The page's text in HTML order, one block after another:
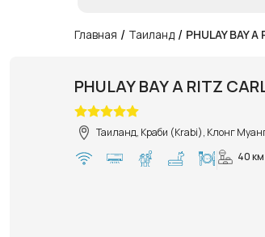
Главная / Таиланд / PHULAY BAY
PHULAY BAY A RITZ
Таиланд, Краби (Krabi), Клонг
40 км